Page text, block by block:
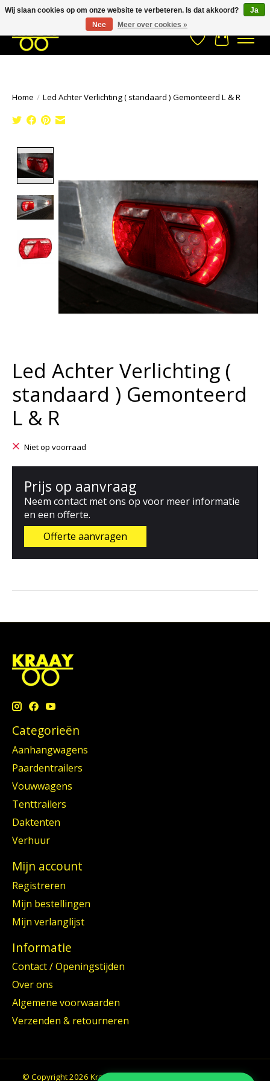
033- 2470 538 info@kraaybv.com Stuur een Whatsapp bericht
Verlanglijst
Home / Led Achter Verlichting ( standaard ) Gemonteerd L & R
Led Achter Verlichting (
standaard ) Gemonteerd
L & R
Niet op voorraad
Prijs op aanvraag
Neem contact met ons op voor meer informatie
en een offerte.
Offerte aanvragen
Categorieën
Aanhangwagens
Paardentrailers
Vouwwagens
Tenttrailers
Daktenten
Verhuur
Mijn account
Registreren
Mijn bestellingen
Mijn verlanglijst
Informatie
Contact / Openingstijden
Over ons
Algemene voorwaarden
Verzenden & retourneren
© Copyright 2026 Kraay Nijkerk B.V. - Powered by Lightspeed
Wij slaan cookies op om onze website te verbeteren. Is dat akkoord?
Ja
Nee
Meer over cookies »